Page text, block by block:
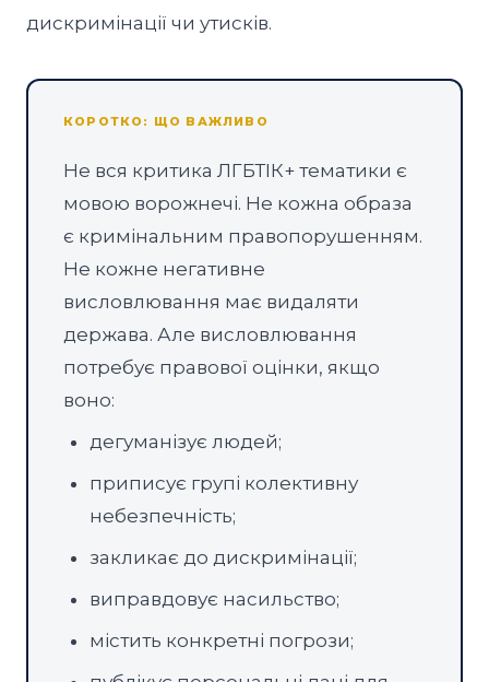
дискримінації чи утисків.
КОРОТКО: ЩО ВАЖЛИВО
Не вся критика ЛГБТІК+ тематики є
мовою ворожнечі. Не кожна образа
є кримінальним правопорушенням.
Не кожне негативне
висловлювання має видаляти
держава. Але висловлювання
потребує правової оцінки, якщо
воно:
дегуманізує людей;
приписує групі колективну
небезпечність;
закликає до дискримінації;
виправдовує насильство;
містить конкретні погрози;